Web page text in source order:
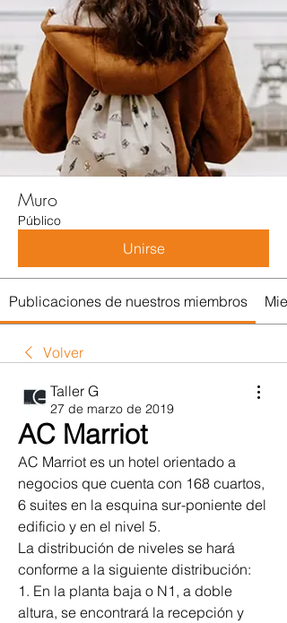
Muro
Público
Unirse
Publicaciones de nuestros miembros
Volver
Taller G
27 de marzo de 2019
AC Marriot
AC Marriot es un hotel orientado a
negocios que cuenta con 168 cuartos,
6 suites en la esquina sur-poniente del
edificio y en el nivel 5.
La distribución de niveles se hará
conforme a la siguiente distribución:
1. En la planta baja o N1, a doble
altura, se encontrará la recepción y